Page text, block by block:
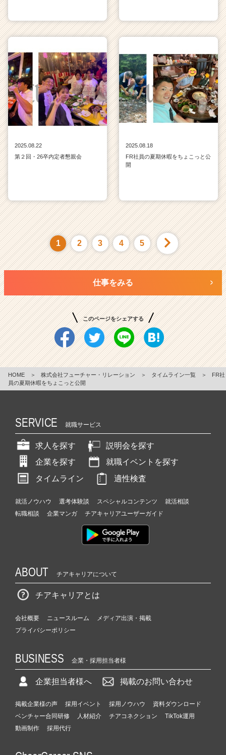
2025.08.22
第２回・26卒内定者懇親会
2025.08.18
FR社員の夏期休暇をちょこっと公
開
1 2 3 4 5
仕事をみる
このページをシェアする
HOME ＞ 株式会社フューチャー・リレーション ＞ タイムライン一覧 ＞
FR社
員の夏期休暇をちょこっと公開
SERVICE 就職サービス
求人を探す
説明会を探す
企業を探す
就職イベントを探す
タイムライン
適性検査
就活ノウハウ 選考体験談 スペシャルコンテンツ
就活相談
転職相談
企業マンガ チアキャリアユーザーガイド
ABOUT チアキャリアについて
チアキャリアとは
会社概要 ニュースルーム
メディア出演・掲載
プライバシーポリシー
BUSINESS 企業・採用担当者様
企業担当者様へ 掲載のお問い合わせ
掲載企業様の声 採用イベント 採用ノウハウ
資料ダウンロード
ベンチャー合同研修
人材紹介 チアコネクション
TikTok運用
動画制作
採用代行